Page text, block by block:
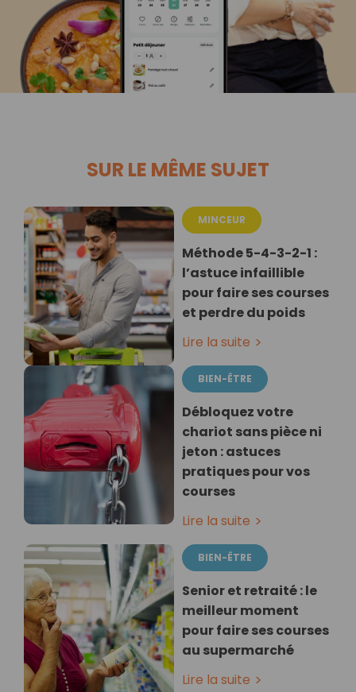
SUR LE MÊME SUJET
MINCEUR
Méthode 5-4-3-2-1 :
l’astuce infaillible
pour faire ses courses
et perdre du poids
Lire la suite
BIEN-ÊTRE
Débloquez votre
chariot sans pièce ni
jeton : astuces
pratiques pour vos
courses
Lire la suite
BIEN-ÊTRE
Senior et retraité : le
meilleur moment
pour faire ses courses
au supermarché
Lire la suite